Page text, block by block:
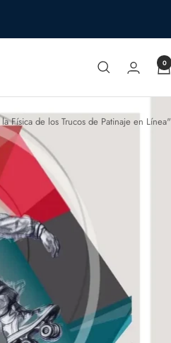
0
Física de los Trucos de Patinaje en Línea"